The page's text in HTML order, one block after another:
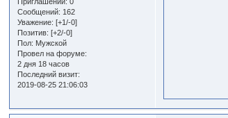
Сообщений: 162
Уважение: [+1/-0]
Позитив: [+2/-0]
Пол: Мужской
Провел на форуме:
2 дня 18 часов
Последний визит:
2019-08-25 21:06:03